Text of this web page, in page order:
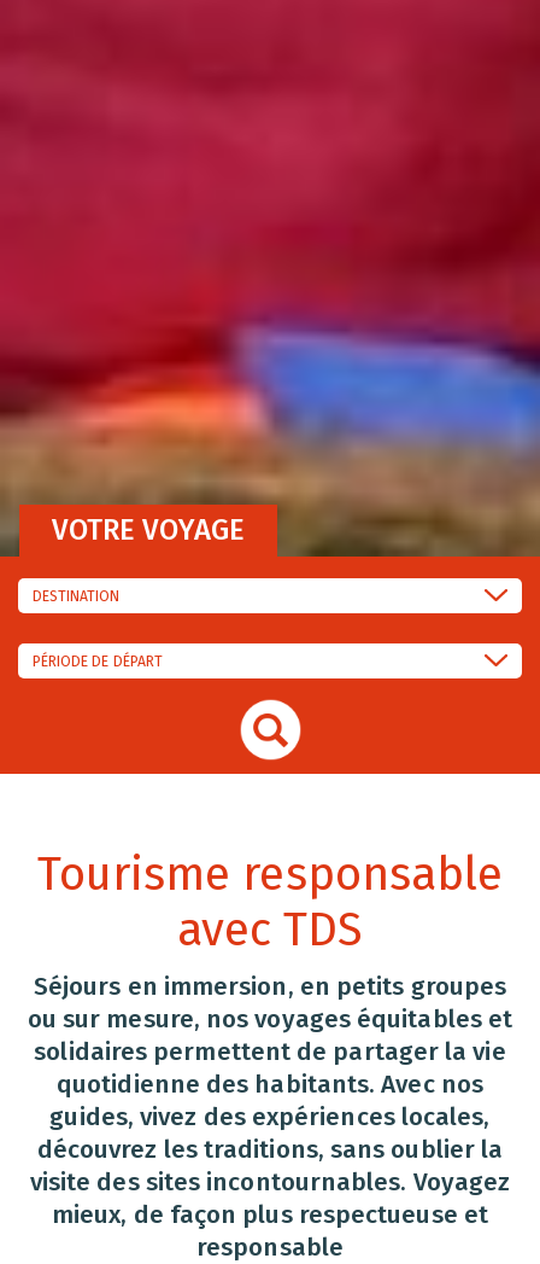
VOTRE VOYAGE
DESTINATION
PÉRIODE DE DÉPART
Tourisme responsable
avec TDS
Séjours en immersion, en petits groupes
ou sur mesure, nos voyages équitables et
solidaires permettent de partager la vie
quotidienne des habitants. Avec nos
guides, vivez des expériences locales,
découvrez les traditions, sans oublier la
visite des sites incontournables. Voyagez
mieux, de façon plus respectueuse et
responsable